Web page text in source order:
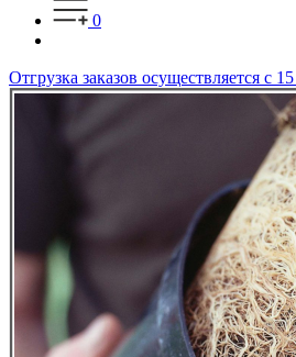
0
Отгрузка заказов осуществляется с